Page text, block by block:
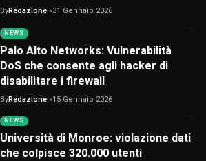
ByRedazione 31 Gennaio 2026
NEWS
Palo Alto Networks: Vulnerabilità
DoS che consente agli hacker di
disabilitare i firewall
ByRedazione 15 Gennaio 2026
NEWS
Università di Monroe: violazione dati
che colpisce 320.000 utenti